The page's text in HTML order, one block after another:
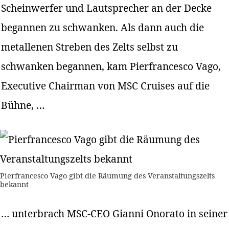
Scheinwerfer und Lautsprecher an der Decke
begannen zu schwanken. Als dann auch die
metallenen Streben des Zelts selbst zu
schwanken begannen, kam Pierfrancesco Vago,
Executive Chairman von MSC Cruises auf die
Bühne, …
Pierfrancesco Vago gibt die Räumung des Veranstaltungszelts
bekannt
… unterbrach MSC-CEO Gianni Onorato in seiner